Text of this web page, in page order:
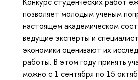
позволяет молодым ученым
настоящем академическом
ведущие эксперты и
экономики оценивают их
работы. В этом году принять
можно с 1 сентября по 15